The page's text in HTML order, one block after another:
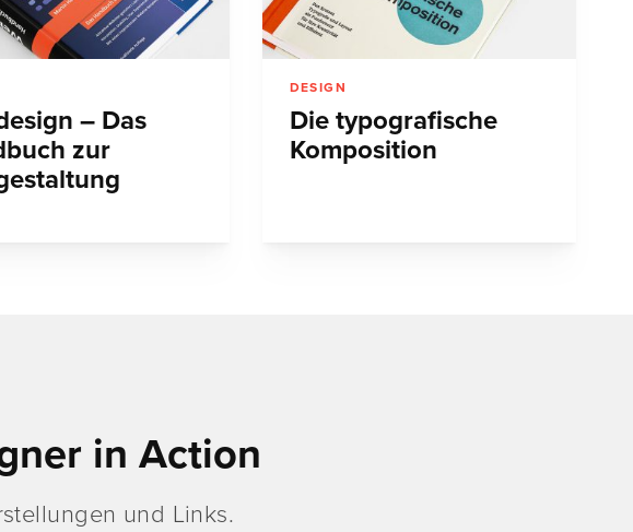
– Das
zur
DESIGN
Die typografische
Komposition
in Action
und Links.